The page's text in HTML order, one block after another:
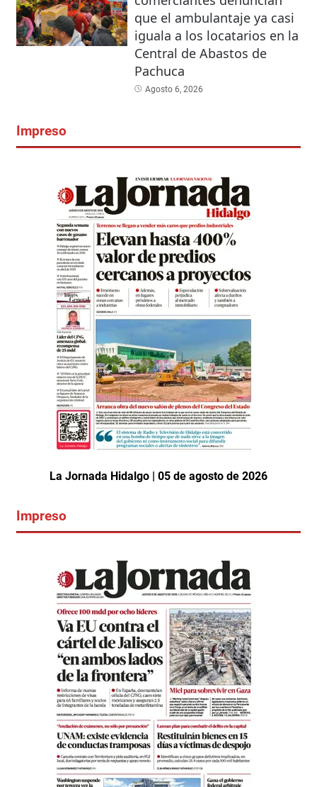
que el ambulantaje ya casi
iguala a los locatarios en la
Central de Abastos de
Pachuca
Agosto 6, 2026
Impreso
La Jornada Hidalgo | 05 de agosto de 2026
Impreso